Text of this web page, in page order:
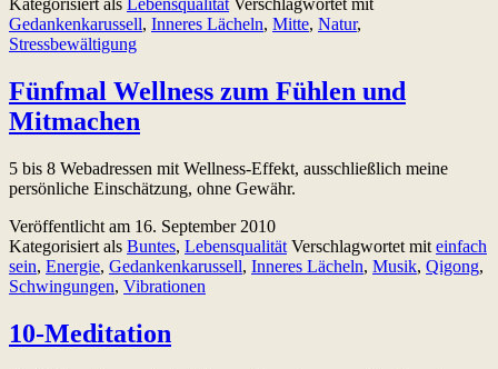
Kategorisiert als Lebensqualität Verschlagwortet mit
Gedankenkarussell, Inneres Lächeln, Mitte, Natur,
Stressbewältigung
Fünfmal Wellness zum Fühlen und
Mitmachen
5 bis 8 Webadressen mit Wellness-Effekt, ausschließlich meine
persönliche Einschätzung, ohne Gewähr.
Veröffentlicht am 16. September 2010
Kategorisiert als Buntes, Lebensqualität Verschlagwortet mit einfach
sein, Energie, Gedankenkarussell, Inneres Lächeln, Musik, Qigong,
Schwingungen, Vibrationen
10-Meditation